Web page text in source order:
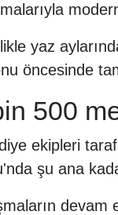
yaz
öncesinde
500
ekipleri
şu ana